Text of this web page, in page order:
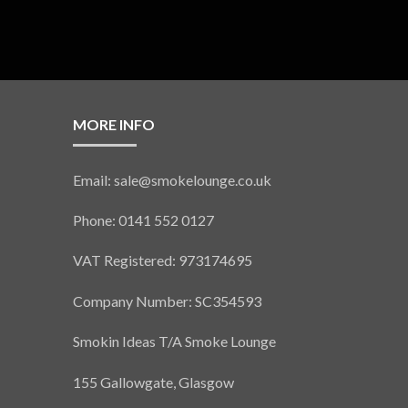
MORE INFO
Email: sale@smokelounge.co.uk
Phone: 0141 552 0127
VAT Registered: 973174695
Company Number: SC354593
Smokin Ideas T/A Smoke Lounge
155 Gallowgate, Glasgow